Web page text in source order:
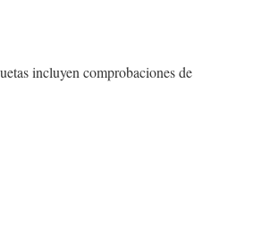
incluyen comprobaciones de